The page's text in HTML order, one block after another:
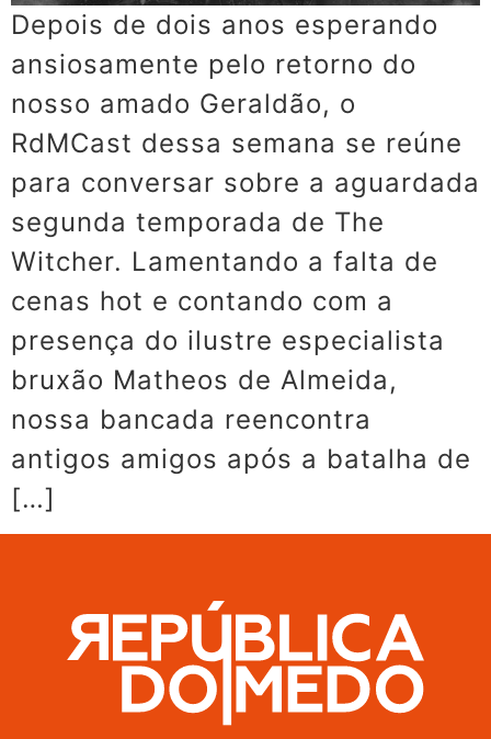
Depois de dois anos esperando
ansiosamente pelo retorno do
nosso amado Geraldão, o
RdMCast dessa semana se reúne
para conversar sobre a aguardada
segunda temporada de The
Witcher. Lamentando a falta de
cenas hot e contando com a
presença do ilustre especialista
bruxão Matheos de Almeida,
nossa bancada reencontra
antigos amigos após a batalha de
[…]